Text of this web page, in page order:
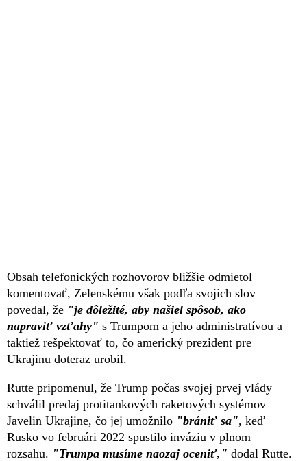
Obsah telefonických rozhovorov bližšie odmietol
komentovať, Zelenskému však podľa svojich slov
povedal, že "je dôležité, aby našiel spôsob, ako
napraviť vzťahy" s Trumpom a jeho administratívou a
taktiež rešpektovať to, čo americký prezident pre
Ukrajinu doteraz urobil.
Rutte pripomenul, že Trump počas svojej prvej vlády
schválil predaj protitankových raketových systémov
Javelin Ukrajine, čo jej umožnilo "brániť sa", keď
Rusko vo februári 2022 spustilo inváziu v plnom
rozsahu. "Trumpa musíme naozaj oceniť," dodal Rutte.